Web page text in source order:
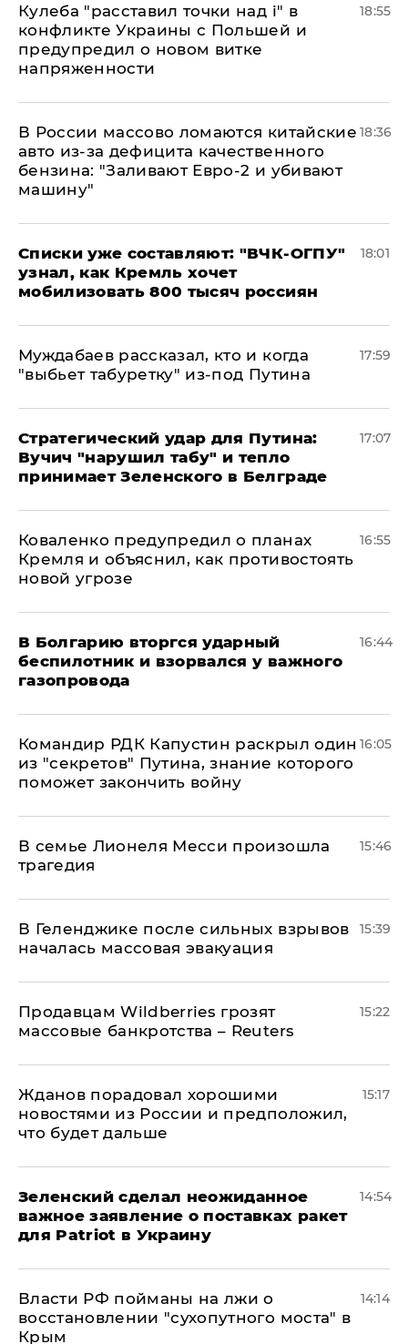
Кулеба "расставил точки над і" в
конфликте Украины с Польшей и
предупредил о новом витке
напряженности
18:55
В России массово ломаются китайские
авто из-за дефицита качественного
бензина: "Заливают Евро-2 и убивают
машину"
18:36
Списки уже составляют: "ВЧК-ОГПУ"
узнал, как Кремль хочет
мобилизовать 800 тысяч россиян
18:01
Муждабаев рассказал, кто и когда
"выбьет табуретку" из-под Путина
17:59
Стратегический удар для Путина:
Вучич "нарушил табу" и тепло
принимает Зеленского в Белграде
17:07
Коваленко предупредил о планах
Кремля и объяснил, как противостоять
новой угрозе
16:55
В Болгарию вторгся ударный
беспилотник и взорвался у важного
газопровода
16:44
Командир РДК Капустин раскрыл один
из "секретов" Путина, знание которого
поможет закончить войну
16:05
В семье Лионеля Месси произошла
трагедия
15:46
В Геленджике после сильных взрывов
началась массовая эвакуация
15:39
Продавцам Wildberries грозят
массовые банкротства – Reuters
15:22
Жданов порадовал хорошими
новостями из России и предположил,
что будет дальше
15:17
Зеленский сделал неожиданное
важное заявление о поставках ракет
для Patriot в Украину
14:54
Власти РФ пойманы на лжи о
восстановлении "сухопутного моста" в
Крым
14:14